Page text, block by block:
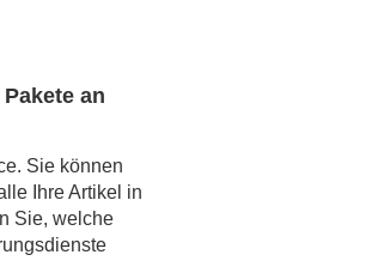
an
Sie können
Ihre Artikel in
Sie, welche